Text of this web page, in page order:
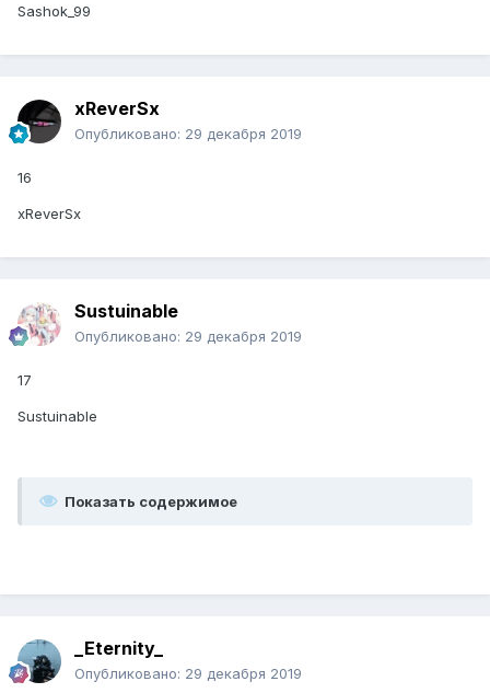
Sashok_99
xReverSx
Опубликовано: 29 декабря 2019
16
xReverSx
Sustuinable
Опубликовано: 29 декабря 2019
17
Sustuinable
Показать содержимое
_Eternity_
Опубликовано: 29 декабря 2019